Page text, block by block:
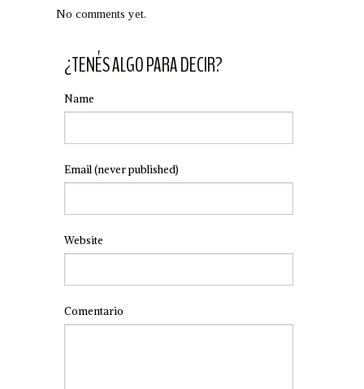
No comments yet.
¿TENÉS ALGO PARA DECIR?
Name
Email(never published)
Website
Comentario